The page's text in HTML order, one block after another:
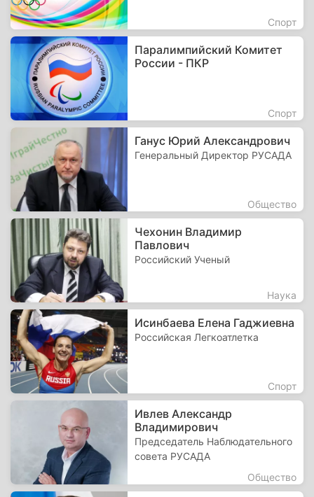
Спорт
Паралимпийский Комитет
России - ПКР
Спорт
Ганус Юрий Александрович
Генеральный Директор РУСАДА
Общество
Чехонин Владимир
Павлович
Российский Ученый
Наука
Исинбаева Елена Гаджиевна
Российская Легкоатлетка
Спорт
Ивлев Александр
Владимирович
Председатель Наблюдательного
совета РУСАДА
Общество